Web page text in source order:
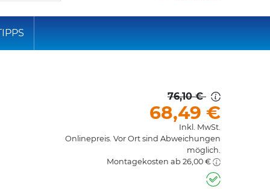
76,10 €
68,49 €
Inkl. MwSt.
Onlinepreis. Vor Ort sind Abweichungen
möglich.
Montagekosten ab 26,00 €